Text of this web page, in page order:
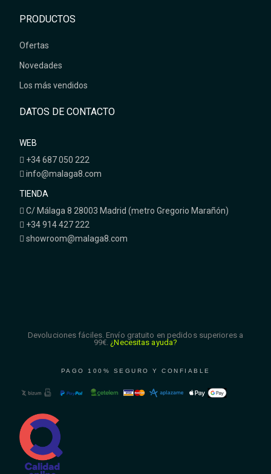
PRODUCTOS
Ofertas
Novedades
Los más vendidos
DATOS DE CONTACTO
WEB
+34 687 050 222
info@malaga8.com
TIENDA
C/ Málaga 8 28003 Madrid (metro Gregorio Marañón)
+34 914 427 222
showroom@malaga8.com
Devoluciones fáciles. Envío gratuito en pedidos superiores a
99€. ¿Necesitas ayuda?
PAGO 100% SEGURO Y CONFIABLE